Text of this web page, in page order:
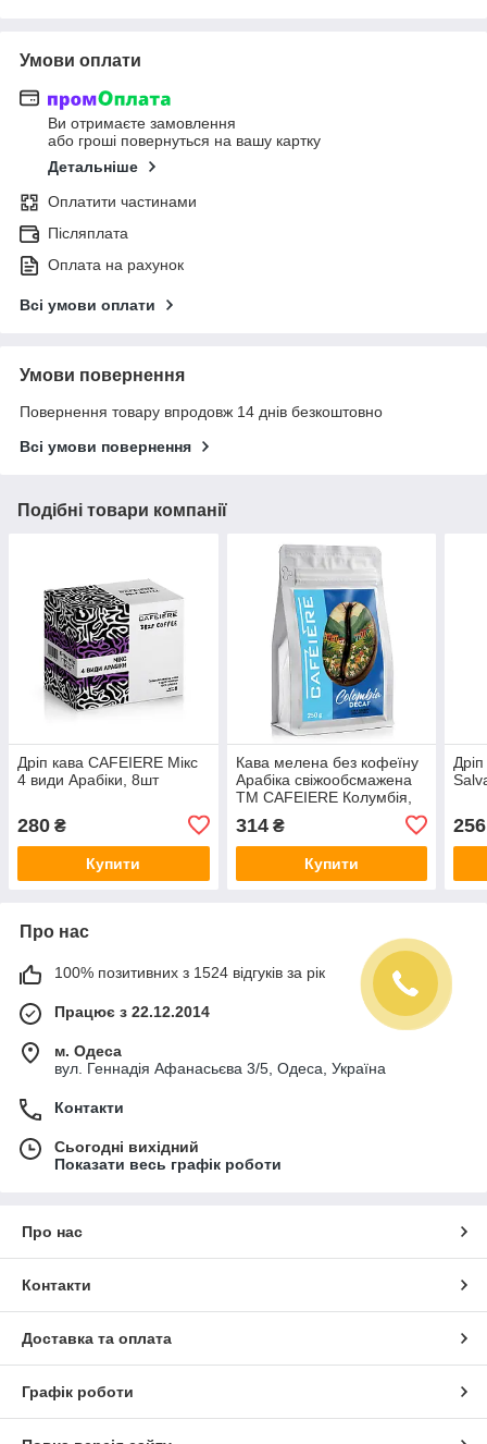
Умови оплати
Ви отримаєте замовлення
або гроші повернуться на вашу картку
Детальніше
Оплатити частинами
Післяплата
Оплата на рахунок
Всі умови оплати
Умови повернення
Повернення товару впродовж 14 днів безкоштовно
Всі умови повернення
Подібні товари компанії
Дріп кава CAFEIERE Мікс
4 види Арабіки, 8шт
280 ₴
Купити
Кава мелена без кофеїну
Арабіка свіжообсмажена
ТМ CAFEIERE Колумбія,
314₴
Купити
256
Про нас
100% позитивних з 1524 відгуків за рік
Працює з 22.12.2014
м. Одеса
вул. Геннадія Афанасьєва 3/5, Одеса, Україна
Контакти
Сьогодні вихідний
Показати весь графік роботи
Про нас
Контакти
Доставка та оплата
Графік роботи